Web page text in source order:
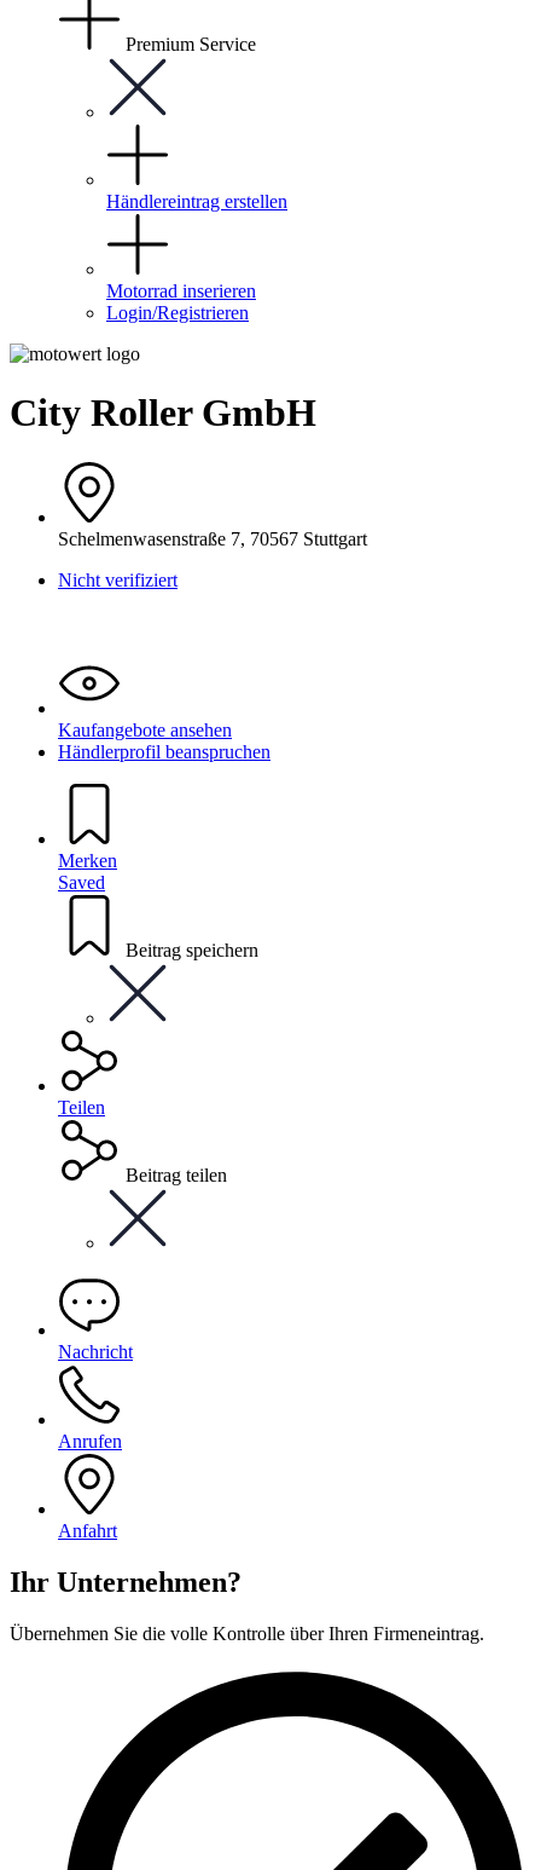
Premium Service
Händlereintrag erstellen
Motorrad inserieren
Login/Registrieren
City Roller GmbH
Schelmenwasenstraße 7, 70567 Stuttgart
Nicht verifiziert
Kaufangebote ansehen
Händlerprofil beanspruchen
Merken
Saved
Beitrag speichern
Teilen
Beitrag teilen
Nachricht
Anrufen
Anfahrt
Ihr Unternehmen?
Übernehmen Sie die volle Kontrolle über Ihren Firmeneintrag.